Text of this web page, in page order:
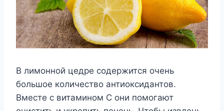
В лимонной цедре содержится очень
большое количество антиоксидантов.
Вместе с витамином С они помогают